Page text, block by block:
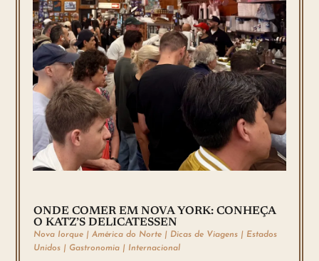
ONDE COMER EM NOVA YORK: CONHEÇA
O KATZ’S DELICATESSEN
Nova Iorque |América do Norte | Dicas de Viagens | Estados
Unidos | Gastronomia | Internacional